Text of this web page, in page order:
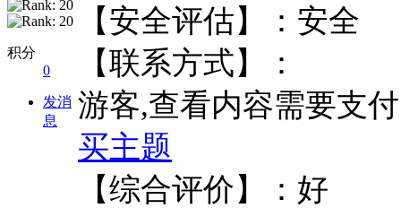
积分
0
发消
息
【安全评估】：
【联系方式】：
游客,查看内容需要支
买主题
【综合评